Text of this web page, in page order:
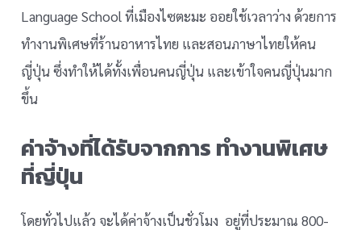
Language School ที่เมืองไซตะมะ ออยใช้เวลาว่าง ด้วยการ
ทำงานพิเศษที่ร้านอาหารไทย และสอนภาษาไทยให้คน
ญี่ปุ่น ซึ่งทำให้ได้ทั้งเพื่อนคนญี่ปุ่น และเข้าใจคนญี่ปุ่นมาก
ขึ้น
ค่าจ้างที่ได้รับจากการ ทำงานพิเศษ
ที่ญี่ปุ่น
โดยทั่วไปแล้ว จะได้ค่าจ้างเป็นชั่วโมง อยู่ที่ประมาณ 800-